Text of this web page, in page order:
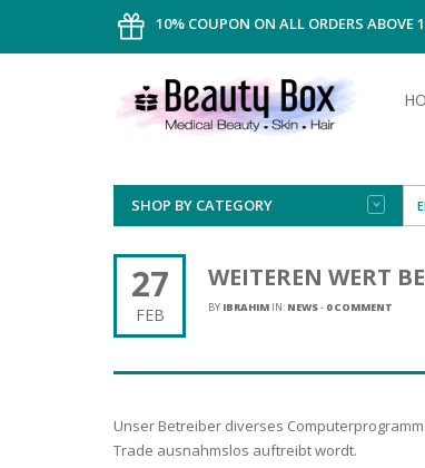
10% COUPON ON ALL ORDERS ABOVE
SHOP BY CATEGORY
FACE
BODY
HAIR
SUN
MAKE-UP
MEN
27
FEB
WEITEREN WERT
BY IBRAHIM IN: NEWS- 0 COMMENT
Unser Betreiber diverses
Trade ausnahmslos auftreibt wordt.